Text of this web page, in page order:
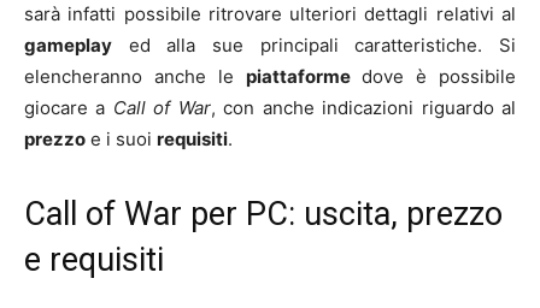
sarà infatti possibile ritrovare ulteriori dettagli relativi al
gameplay ed alla sue principali caratteristiche. Si
elencheranno anche le piattaforme dove è possibile
giocare a Call of War, con anche indicazioni riguardo al
prezzo e i suoi requisiti.
Call of War per PC: uscita, prezzo
e requisiti